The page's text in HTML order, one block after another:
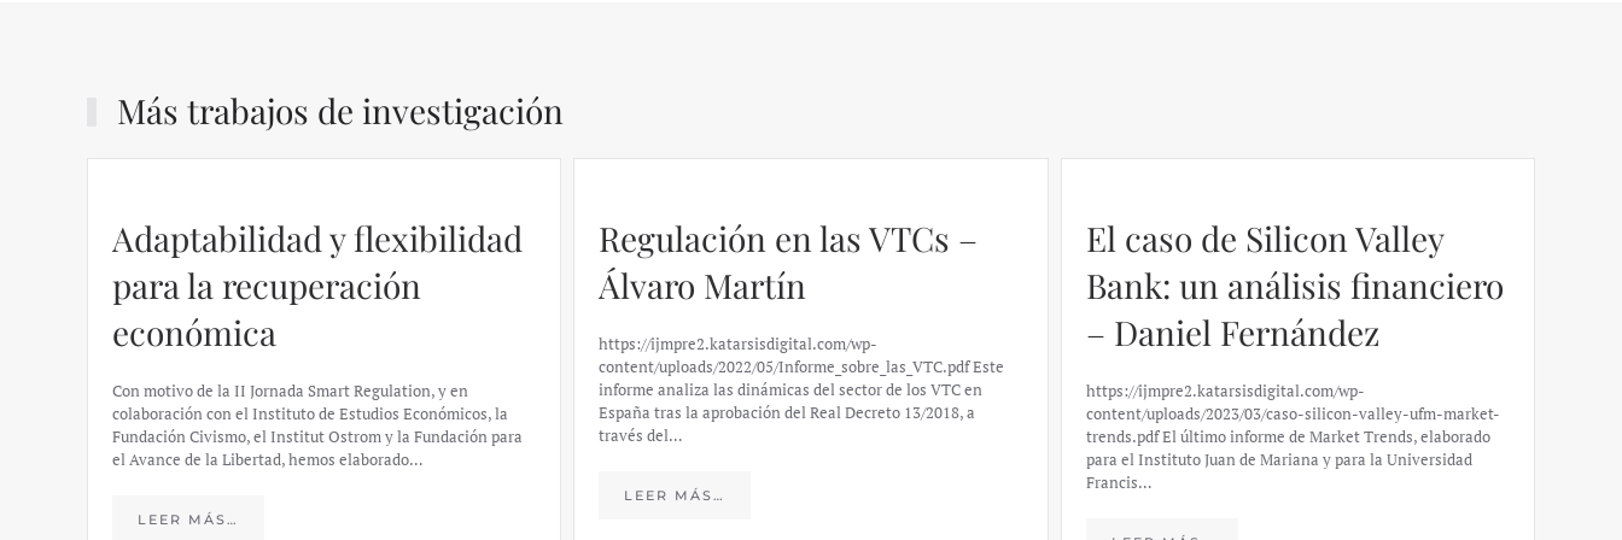
Más trabajos de investigación
Adaptabilidad y flexibilidad
para la recuperación
económica
Con motivo de la II Jornada Smart Regulation, y en
colaboración con el Instituto de Estudios Económicos, la
Fundación Civismo, el Institut Ostrom y la Fundación para
el Avance de la Libertad, hemos elaborado…
LEER MÁS…
Regulación en las VTCs –
Álvaro Martín
https://ijmpre2.katarsisdigital.com/wp-
content/uploads/2022/05/Informe_sobre_las_VTC.pdf Este
informe analiza las dinámicas del sector de los VTC en
España tras la aprobación del Real Decreto 13/2018, a
través del…
LEER MÁS…
El caso de Silicon Valley
Bank: un análisis financiero
– Daniel Fernández
https://ijmpre2.katarsisdigital.com/wp-
content/uploads/2023/03/caso-silicon-valley-ufm-market-
trends.pdf El último informe de Market Trends, elaborado
para el Instituto Juan de Mariana y para la Universidad
Francis…